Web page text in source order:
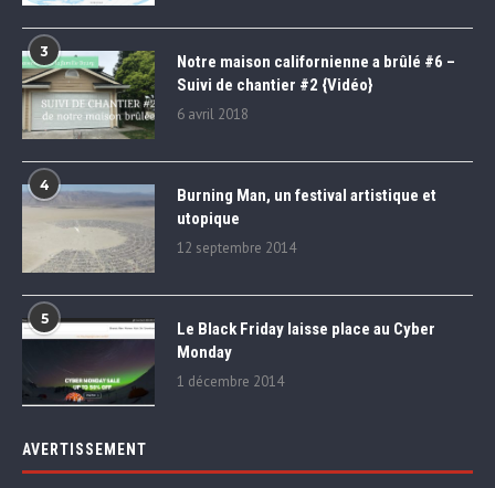
3
Notre maison californienne a brûlé #6 –
Suivi de chantier #2 {Vidéo}
6 avril 2018
4
Burning Man, un festival artistique et
utopique
12 septembre 2014
5
Le Black Friday laisse place au Cyber
Monday
1 décembre 2014
AVERTISSEMENT